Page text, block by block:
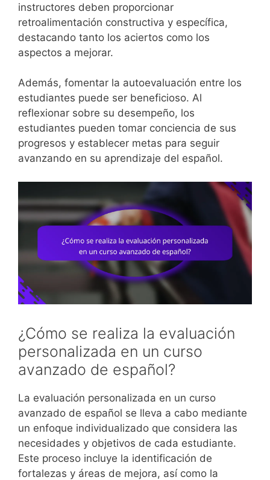
instructores deben proporcionar
retroalimentación constructiva y específica,
destacando tanto los aciertos como los
aspectos a mejorar.
Además, fomentar la autoevaluación entre los
estudiantes puede ser beneficioso. Al
reflexionar sobre su desempeño, los
estudiantes pueden tomar conciencia de sus
progresos y establecer metas para seguir
avanzando en su aprendizaje del español.
¿Cómo se realiza la evaluación
personalizada en un curso
avanzado de español?
La evaluación personalizada en un curso
avanzado de español se lleva a cabo mediante
un enfoque individualizado que considera las
necesidades y objetivos de cada estudiante.
Este proceso incluye la identificación de
fortalezas y áreas de mejora, así como la